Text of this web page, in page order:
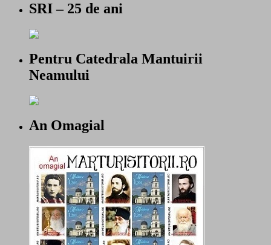
SRI – 25 de ani
Pentru Catedrala Mantuirii
Neamului
An Omagial